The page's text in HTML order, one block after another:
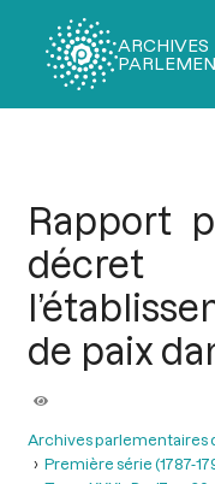
ARCHIVES
Rapport
de paix
Archives parlementaires
Première série (1787-